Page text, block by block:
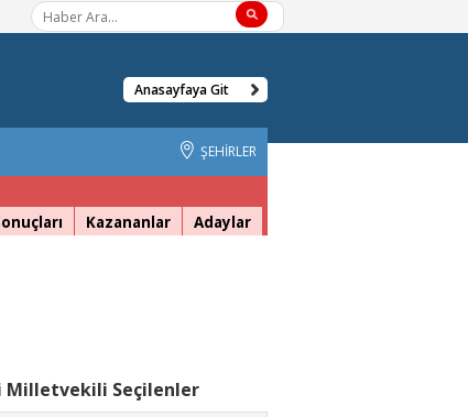
Anasayfaya Git
ŞEHİRLER
Kazananlar Adaylar
Milletvekili Seçilenler